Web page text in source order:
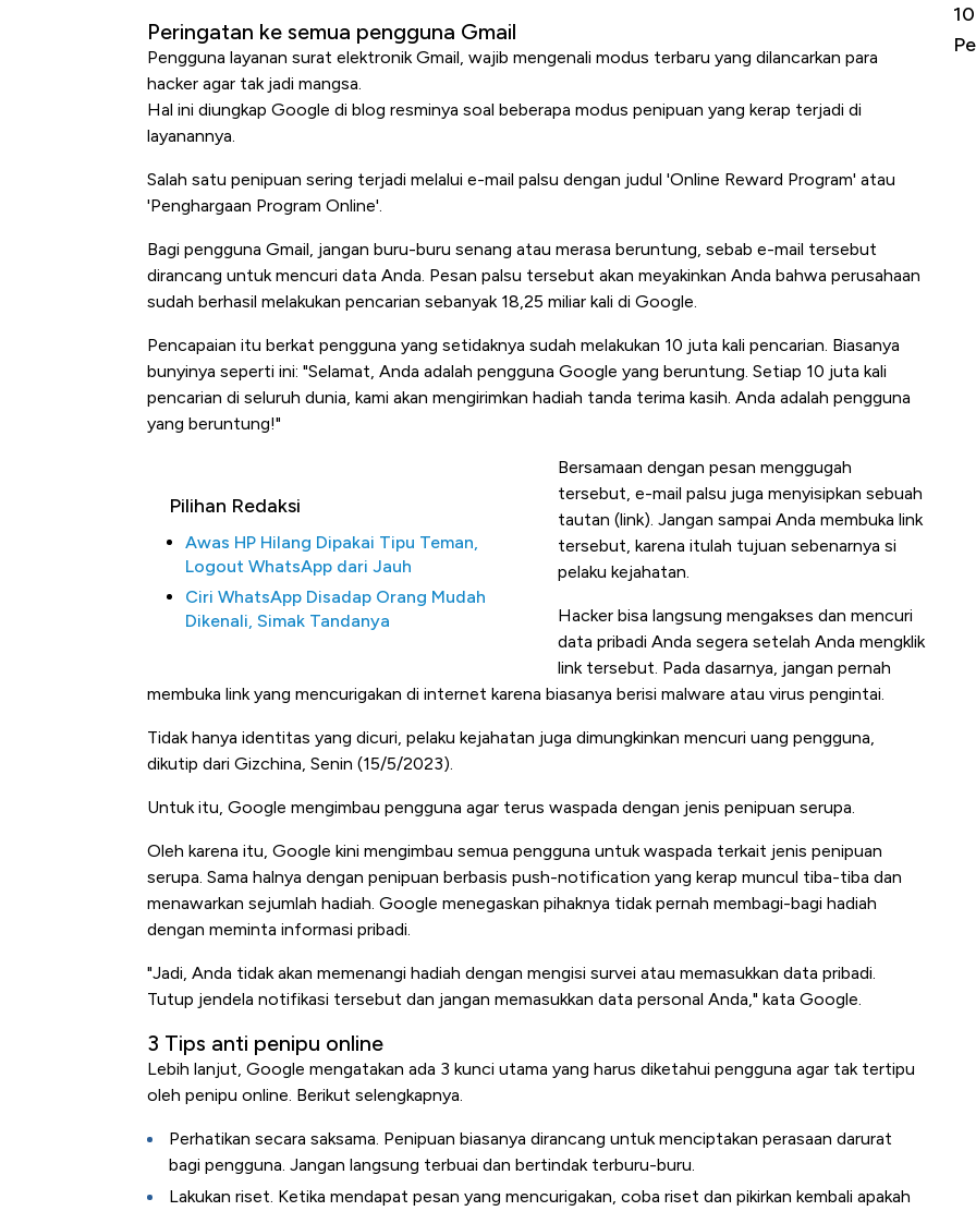
Peringatan ke semua pengguna Gmail
Pengguna layanan surat elektronik Gmail, wajib mengenali modus terbaru yang dilancarkan para
hacker agar tak jadi mangsa.
Hal ini diungkap Google di blog resminya soal beberapa modus penipuan yang kerap terjadi di
layanannya.
Salah satu penipuan sering terjadi melalui e-mail palsu dengan judul 'Online Reward Program' atau
'Penghargaan Program Online'.
Bagi pengguna Gmail, jangan buru-buru senang atau merasa beruntung, sebab e-mail tersebut
dirancang untuk mencuri data Anda. Pesan palsu tersebut akan meyakinkan Anda bahwa perusahaan
sudah berhasil melakukan pencarian sebanyak 18,25 miliar kali di Google.
Pencapaian itu berkat pengguna yang setidaknya sudah melakukan 10 juta kali pencarian. Biasanya
bunyinya seperti ini: "Selamat, Anda adalah pengguna Google yang beruntung. Setiap 10 juta kali
pencarian di seluruh dunia, kami akan mengirimkan hadiah tanda terima kasih. Anda adalah pengguna
yang beruntung!"
Pilihan Redaksi
Awas HP Hilang Dipakai Tipu Teman,
Logout WhatsApp dari Jauh
Ciri WhatsApp Disadap Orang Mudah
Dikenali, Simak Tandanya
Bersamaan dengan pesan menggugah
tersebut, e-mail palsu juga menyisipkan sebuah
tautan (link). Jangan sampai Anda membuka link
tersebut, karena itulah tujuan sebenarnya si
pelaku kejahatan.
Hacker bisa langsung mengakses dan mencuri
data pribadi Anda segera setelah Anda mengklik
link tersebut. Pada dasarnya, jangan pernah
membuka link yang mencurigakan di internet karena biasanya berisi malware atau virus pengintai.
Tidak hanya identitas yang dicuri, pelaku kejahatan juga dimungkinkan mencuri uang pengguna,
dikutip dari Gizchina, Senin (15/5/2023).
Untuk itu, Google mengimbau pengguna agar terus waspada dengan jenis penipuan serupa.
Oleh karena itu, Google kini mengimbau semua pengguna untuk waspada terkait jenis penipuan
serupa. Sama halnya dengan penipuan berbasis push-notification yang kerap muncul tiba-tiba dan
menawarkan sejumlah hadiah. Google menegaskan pihaknya tidak pernah membagi-bagi hadiah
dengan meminta informasi pribadi.
"Jadi, Anda tidak akan memenangi hadiah dengan mengisi survei atau memasukkan data pribadi.
Tutup jendela notifikasi tersebut dan jangan memasukkan data personal Anda," kata Google.
3 Tips anti penipu online
Lebih lanjut, Google mengatakan ada 3 kunci utama yang harus diketahui pengguna agar tak tertipu
oleh penipu online. Berikut selengkapnya.
Perhatikan secara saksama. Penipuan biasanya dirancang untuk menciptakan perasaan darurat
bagi pengguna. Jangan langsung terbuai dan bertindak terburu-buru.
Lakukan riset. Ketika mendapat pesan yang mencurigakan, coba riset dan pikirkan kembali apakah
Tembaga Terbang ke Zona Berbahaya